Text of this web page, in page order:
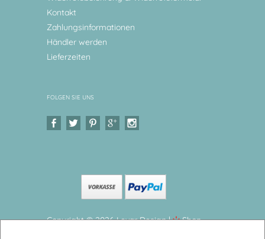
Kontakt
Zahlungsinformationen
Händler werden
Lieferzeiten
FOLGEN SIE UNS
Copyright © 2026 Levar Design |
Shop